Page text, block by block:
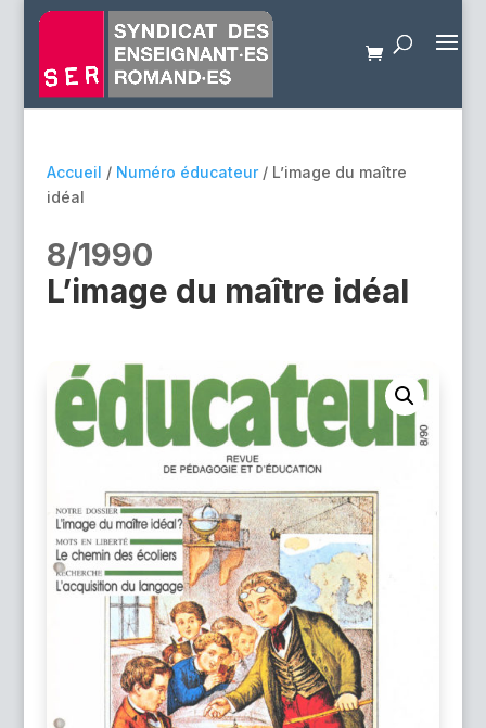
Accueil / Numéro éducateur/ L’image du maître
idéal
8/1990
L’image du maître idéal